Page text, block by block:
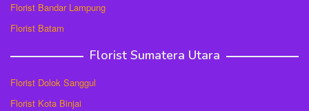
Florist Bandar Lampung
Florist Batam
Florist Sumatera Utara
Florist Dolok Sanggul
Florist Kota Binjai